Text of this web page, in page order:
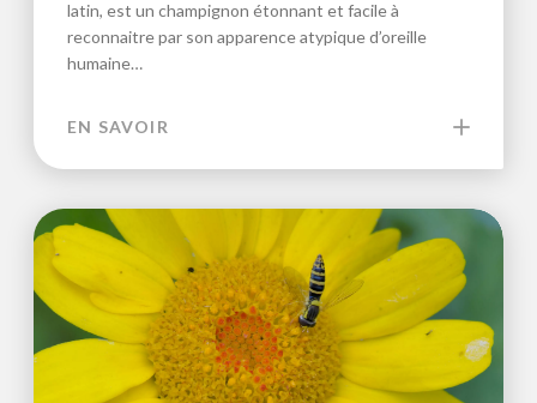
latin, est un champignon étonnant et facile à
reconnaitre par son apparence atypique d’oreille
humaine…
EN SAVOIR